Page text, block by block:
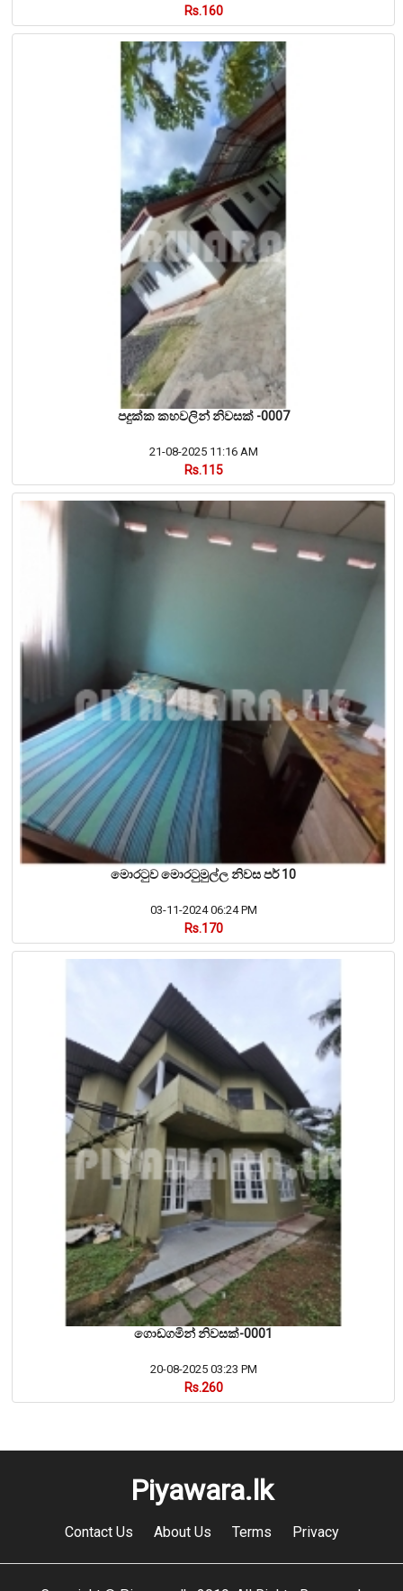
Rs.160
පදුක්ක කහවලින් නිවසක් -0007
21-08-2025 11:16 AM
Rs.115
මොරටුව මොරටුමුල්ල නිවස පර් 10
03-11-2024 06:24 PM
Rs.170
ගොඩගමින් නිවසක්-0001
20-08-2025 03:23 PM
Rs.260
Piyawara.lk
Contact Us About Us Terms Privacy